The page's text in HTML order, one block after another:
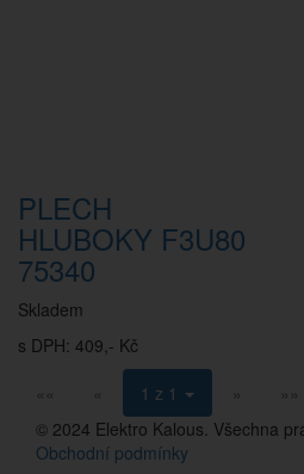
PLECH
HLUBOKY F3U80
75340
Skladem
s DPH: 409,- Kč
««
« 1 z 1 »
»»
© 2024 Elektro Kalous. Všechna
Obchodní podmínky